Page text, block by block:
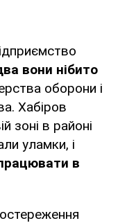
вони нібито
оборони і
Хабіров
зоні в районі
уламки, і
в